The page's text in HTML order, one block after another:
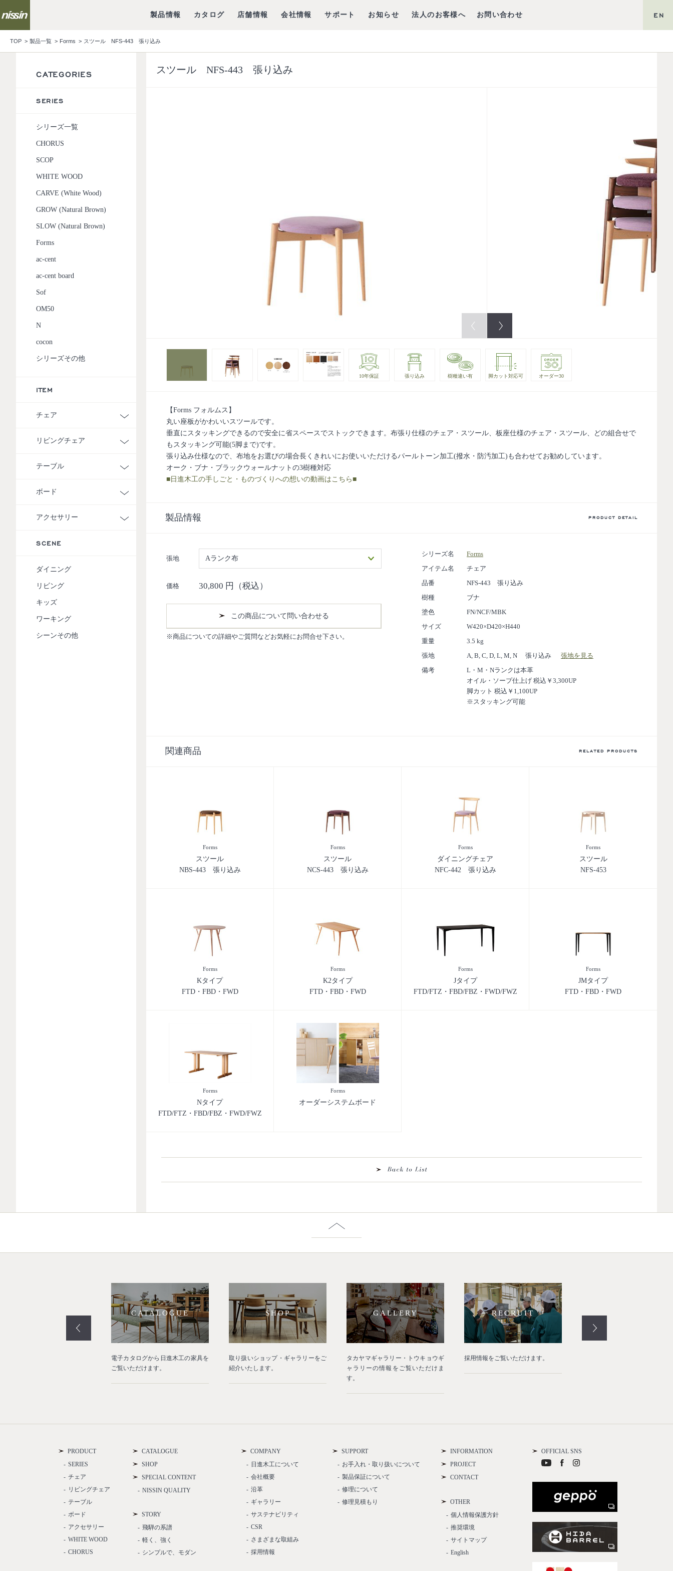
製品情報 カタログ 店舗情報 会社情報 サポート お知らせ 法人のお客様へ お問い合わせ EN
TOP 製品一覧 Forms スツール NFS-443 張り込み
スツール NFS-443 張り込み
10年保証 張り込み 樹種違い有 脚カット対応可 オーダー30
【Forms フォルムス】
丸い座板がかわいいスツールです。
垂直にスタッキングできるので安全に省スペースでストックできます。布張り仕様のチェア・スツール、板座仕様のチェア・スツール、どの組合せで
もスタッキング可能(5脚まで)です。
張り込み仕様なので、布地をお選びの場合長くきれいにお使いいただけるパールトーン加工(撥水・防汚加工)も合わせてお勧めしています。
オーク・ブナ・ブラックウォールナットの3樹種対応
■日進木工の手しごと・ものづくりへの想いの動画はこちら■
製品情報 PRODUCT DETAIL
張地 Aランク布
価格 30,800 円（税込）
この商品について問い合わせる
※商品についての詳細やご質問などお気軽にお問合せ下さい。
シリーズ名
Forms
アイテム名
チェア
品番
NFS-443 張り込み
樹種
ブナ
塗色
FN/NCF/MBK
サイズ
W420×D420×H440
重量
3.5 kg
張地
A, B, C, D, L, M, N 張り込み
張地を見る
備考
L・M・Nランクは本革
オイル・ソープ仕上げ 税込￥3,300UP
脚カット 税込￥1,100UP
※スタッキング可能
関連商品 RELATED PRODUCTS
Forms
スツール
NBS-443 張り込み
Forms
スツール
NCS-443 張り込み
Forms
ダイニングチェア
NFC-442 張り込み
Forms
スツール
NFS-453
Forms
Kタイプ
FTD・FBD・FWD
Forms
K2タイプ
FTD・FBD・FWD
Forms
Jタイプ
FTD/FTZ・FBD/FBZ・FWD/FWZ
Forms
JMタイプ
FTD・FBD・FWD
Forms
Nタイプ
FTD/FTZ・FBD/FBZ・FWD/FWZ
Forms
オーダーシステムボード
CATEGORIES
SERIES
シリーズ一覧
CHORUS
SCOP
WHITE WOOD
CARVE (White Wood)
GROW (Natural Brown)
SLOW (Natural Brown)
Forms
ac-cent
ac-cent board
Sof
OM50
N
cocon
シリーズその他
ITEM
チェア
リビングチェア
テーブル
ボード
アクセサリー
SCENE
ダイニング
リビング
キッズ
ワーキング
シーンその他
CATALOGUE
電子カタログから日進木工の家具を
ご覧いただけます。
SHOP
取り扱いショップ・ギャラリーをご
紹介いたします。
GALLERY
タカヤマギャラリー・トウキョウギ
ャラリーの情報をご覧いただけま
す。
RECRUIT
採用情報をご覧いただけます。
PRODUCT
SERIES
チェア
リビングチェア
テーブル
ボード
アクセサリー
WHITE WOOD
CHORUS
CATALOGUE
SHOP
SPECIAL CONTENT
NISSIN QUALITY
STORY
飛騨の系譜
軽く、強く
シンプルで、モダン
COMPANY
日進木工について
会社概要
沿革
ギャラリー
サステナビリティ
CSR
さまざまな取組み
採用情報
SUPPORT
お手入れ・取り扱いについて
製品保証について
修理について
修理見積もり
INFORMATION
PROJECT
CONTACT
OTHER
個人情報保護方針
推奨環境
サイトマップ
English
OFFICIAL SNS